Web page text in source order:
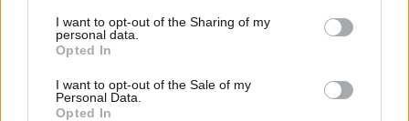
not limited to your visit or usage behaviour. You may click to
grant or deny consent to Google and its third-party tags to
use your data for below specified purposes in below Google
consent section.
I want to opt-out of the Sharing of my
personal data.
Opted In
I want to opt-out of the Sale of my
Personal Data.
Opted In